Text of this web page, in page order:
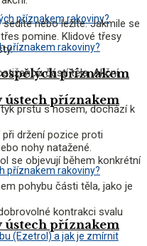
ústech příznakem
příznakem
ústech příznakem
nebo ležíte. Jakmile se
pomine. Klidové třesy
částí těla. Akční
prstu s nosem, dochází k
držení pozice proti
nohy natažené.
se objevují během konkrétní
pohybu části těla, jako je
kontrakci svalu